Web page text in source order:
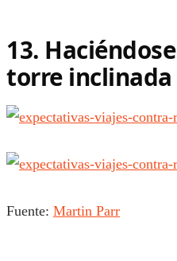
13.
torre inclinada
Fuente: Martin Parr